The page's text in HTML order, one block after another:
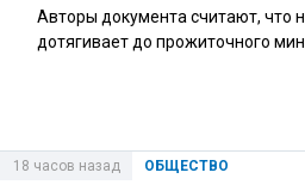
Авторы документа считают, что
дотягивает до прожиточного
ОБЩЕСТВО
18 часов назад